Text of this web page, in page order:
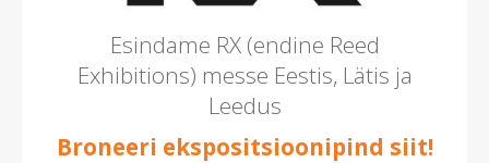
Esindame RX (endine Reed
Exhibitions) messe Eestis, Lätis ja
Leedus
Broneeri ekspositsioonipind siit!